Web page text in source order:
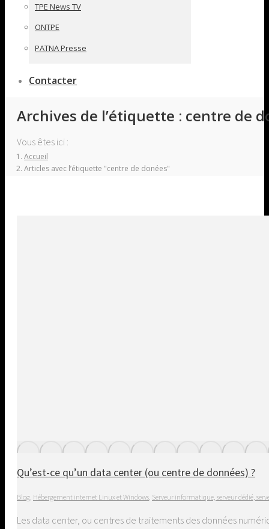
TPE News TV
ONTPE
PATNA Presse
Contacter
Archives de l’étiquette : centre de
Vous êtes ici :
Accueil
Articles avec l’étiquette "centre de donées"
Qu’est-ce qu’un data center (ou centre de données) ?
Blog Hébergement internet Linux et Windows Serveur informatique, serveur dédié,
Les data center, ou centres de traitements des données